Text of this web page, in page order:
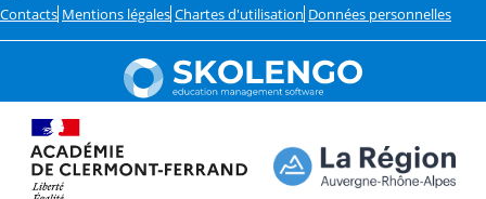
Contacts Mentions légales Chartes d'utilisation Données personnelles